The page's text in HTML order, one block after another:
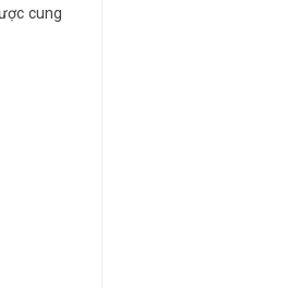
cung